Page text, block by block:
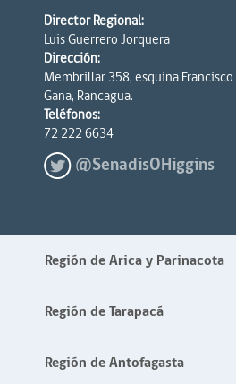
Director Regional:
Luis Guerrero Jorquera
Dirección:
Membrillar 358, esquina Francisco
Gana, Rancagua.
Teléfonos:
72 222 6634
@SenadisOHiggins
Región de Arica y Parinacota
Región de Tarapacá
Región de Antofagasta